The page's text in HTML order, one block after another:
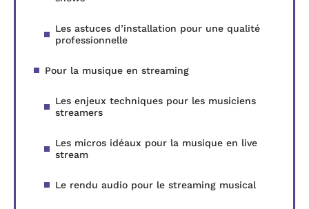
Les astuces d’installation pour une qualité
professionnelle
Pour la musique en streaming
Les enjeux techniques pour les musiciens
streamers
Les micros idéaux pour la musique en live
stream
Le rendu audio pour le streaming musical